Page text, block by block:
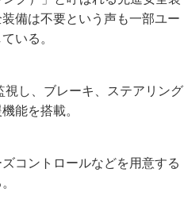
備は不要という声も一部ユー
いる。
視し、ブレーキ、ステアリング
能を搭載。
コントロールなどを用意する